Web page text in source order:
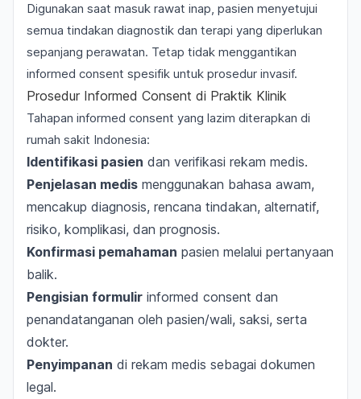
Digunakan saat masuk rawat inap, pasien menyetujui
semua tindakan diagnostik dan terapi yang diperlukan
sepanjang perawatan. Tetap tidak menggantikan
informed consent spesifik untuk prosedur invasif.
Prosedur Informed Consent di Praktik Klinik
Tahapan informed consent yang lazim diterapkan di
rumah sakit Indonesia:
Identifikasi pasien dan verifikasi rekam medis.
Penjelasan medis menggunakan bahasa awam,
mencakup diagnosis, rencana tindakan, alternatif,
risiko, komplikasi, dan prognosis.
Konfirmasi pemahaman pasien melalui pertanyaan
balik.
Pengisian formulir informed consent dan
penandatanganan oleh pasien/wali, saksi, serta
dokter.
Penyimpanan di rekam medis sebagai dokumen
legal.